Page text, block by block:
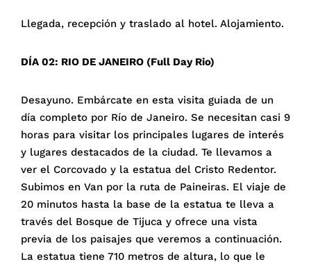
Llegada, recepción y traslado al hotel. Alojamiento.
DÍA 02: RIO DE JANEIRO (Full Day Rio)
Desayuno. Embárcate en esta visita guiada de un
día completo por Río de Janeiro. Se necesitan casi 9
horas para visitar los principales lugares de interés
y lugares destacados de la ciudad. Te llevamos a
ver el Corcovado y la estatua del Cristo Redentor.
Subimos en Van por la ruta de Paineiras. El viaje de
20 minutos hasta la base de la estatua te lleva a
través del Bosque de Tijuca y ofrece una vista
previa de los paisajes que veremos a continuación.
La estatua tiene 710 metros de altura, lo que le